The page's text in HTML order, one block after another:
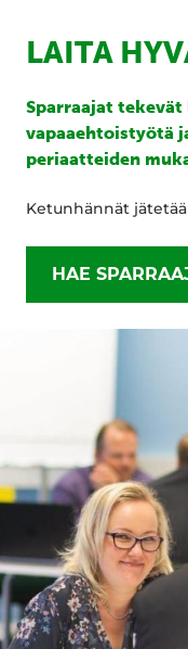
LAITA
Sparraajat
vapaaehtoistyötä
periaatteiden
Ketunhännät
HAE